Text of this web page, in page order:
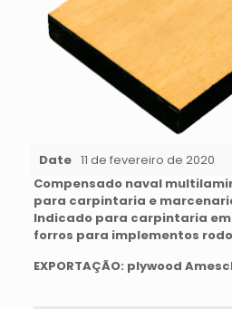
Date 11 de fevereiro de 2020
Compensado naval
para carpintaria e
Indicado para carpintaria
forros para implementos
EXPORTAÇÃO: plywood